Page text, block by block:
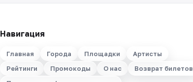
Навигация
Главная Города Площадки
Артисты
Рейтинги
Промокоды О нас
Возврат билетов